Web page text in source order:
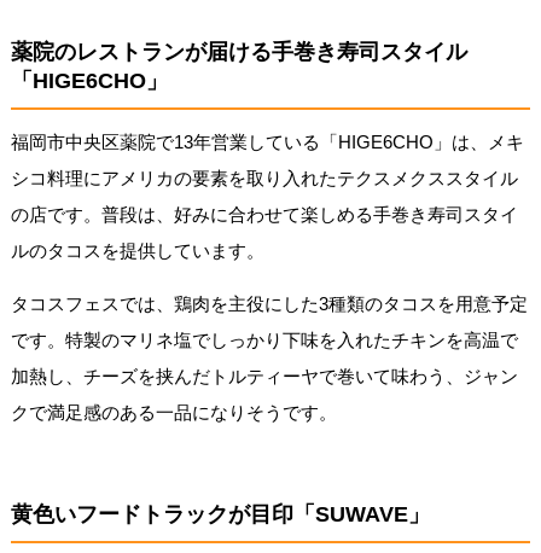
薬院のレストランが届ける手巻き寿司スタイル
「HIGE6CHO」
福岡市中央区薬院で13年営業している「HIGE6CHO」は、メキ
シコ料理にアメリカの要素を取り入れたテクスメクススタイル
の店です。普段は、好みに合わせて楽しめる手巻き寿司スタイ
ルのタコスを提供しています。
タコスフェスでは、鶏肉を主役にした3種類のタコスを用意予定
です。特製のマリネ塩でしっかり下味を入れたチキンを高温で
加熱し、チーズを挟んだトルティーヤで巻いて味わう、ジャン
クで満足感のある一品になりそうです。
黄色いフードトラックが目印「SUWAVE」